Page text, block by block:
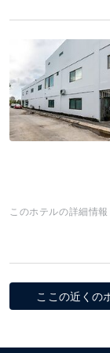
このホテルの詳細情報
ここの近くの